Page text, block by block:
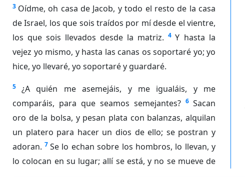
3 Oídme, oh casa de Jacob, y todo el resto de la casa
de Israel, los que sois traídos por mí desde el vientre,
los que sois llevados desde la matriz. 4 Y hasta la
vejez yo mismo, y hasta las canas os soportaré yo; yo
hice, yo llevaré, yo soportaré y guardaré.
5
¿A quién me asemejáis, y me igualáis, y me
comparáis, para que seamos semejantes? 6 Sacan
oro de la bolsa, y pesan plata con balanzas, alquilan
un platero para hacer un dios de ello; se postran y
adoran. 7 Se lo echan sobre los hombros, lo llevan, y
lo colocan en su lugar; allí se está, y no se mueve de